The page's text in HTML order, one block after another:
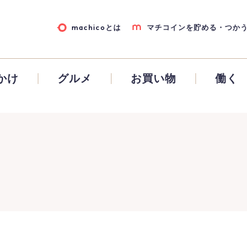
machicoとは マチコインを貯める・つかう
け グルメ お買い物 働く